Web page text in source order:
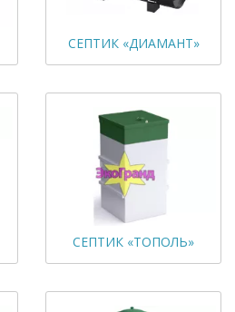
СЕПТИК «ДИАМАНТ»
СЕПТИК «ТОПОЛЬ»